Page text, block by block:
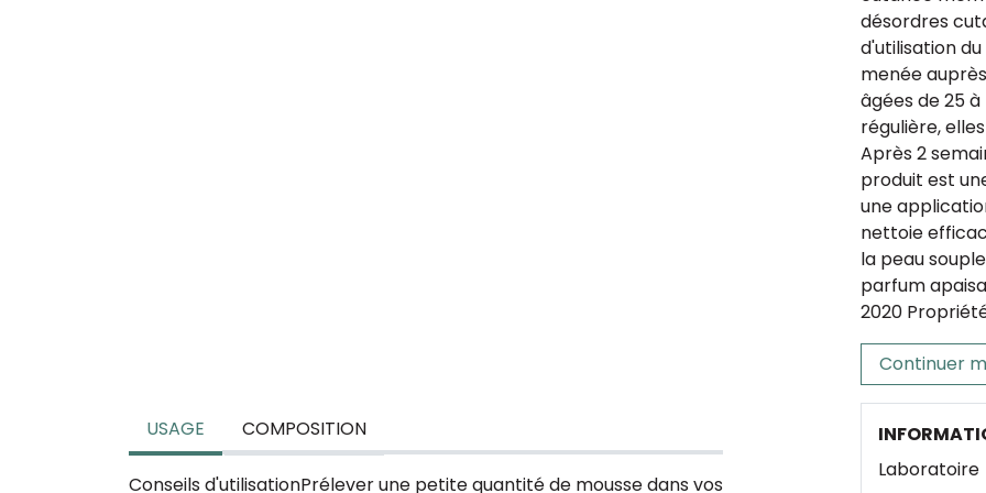
désordres
d'utilisation
menée
âgées de 25
régulière,
Après 2
produit est
une
nettoie
la peau
parfum
2020
Continuer
USAGE COMPOSITION
Conseils d'utilisationPrélever une petite quantité de mousse dans vos
Laboratoire